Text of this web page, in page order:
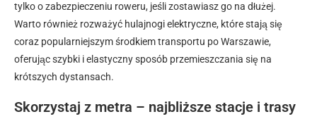
tylko o zabezpieczeniu roweru, jeśli zostawiasz go na dłużej.
Warto również rozważyć hulajnogi elektryczne, które stają się
coraz popularniejszym środkiem transportu po Warszawie,
oferując szybki i elastyczny sposób przemieszczania się na
krótszych dystansach.
Skorzystaj z metra – najbliższe stacje i trasy